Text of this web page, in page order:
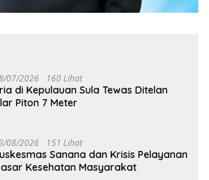
07/2026 160 Lihat
di Kepulauan Sula Tewas Ditelan
Piton 7 Meter
08/2026 151 Lihat
Sanana dan Krisis Pelayanan
Kesehatan Masyarakat